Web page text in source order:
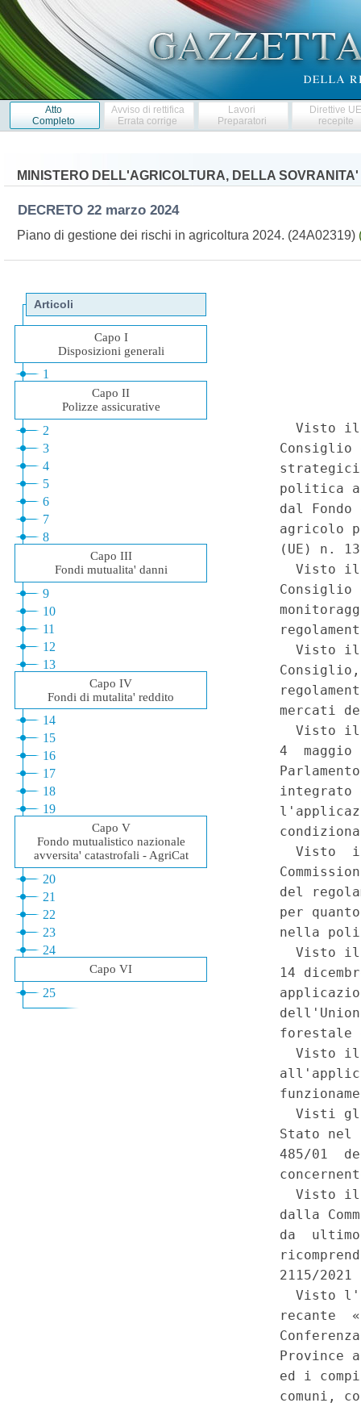
Atto
Completo
Avviso di rettifica
Errata corrige
Lavori
Preparatori
Direttive
recepite
MINISTERO DELL'AGRICOLTURA, DELLA
DECRETO 22 marzo 2024
Piano di gestione dei rischi in agricoltura 2024. (24A02319)